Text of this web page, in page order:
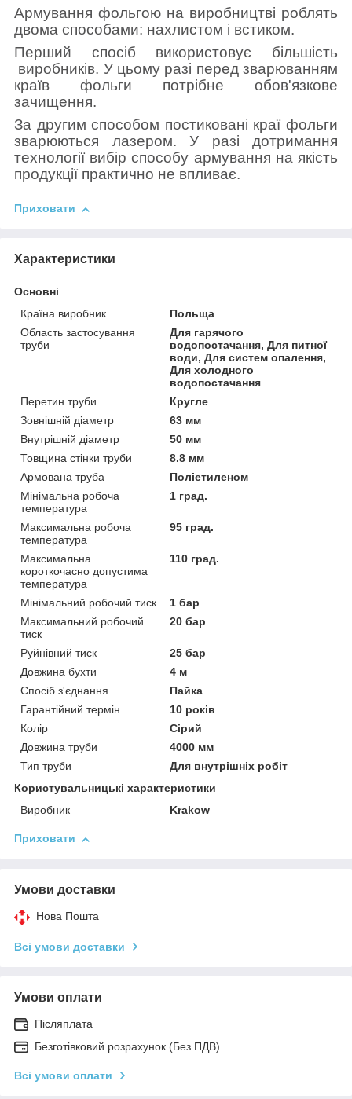
Армування фольгою на виробництві роблять
двома способами: нахлистом і встиком.
Перший спосіб використовує більшість
виробників. У цьому разі перед зварюванням
країв фольги потрібне обов'язкове
зачищення.
За другим способом постиковані краї фольги
зварюються лазером. У разі дотримання
технології вибір способу армування на якість
продукції практично не впливає.
Приховати
Характеристики
Основні
Країна виробник
Польща
Область застосування
труби
Для гарячого
водопостачання, Для питної
води, Для систем опалення,
Для холодного
водопостачання
Перетин труби
Кругле
Зовнішній діаметр
63 мм
Внутрішній діаметр
50 мм
Товщина стінки труби
8.8 мм
Армована труба
Поліетиленом
Мінімальна робоча
температура
1 град.
Максимальна робоча
температура
95 град.
Максимальна
короткочасно допустима
температура
110 град.
Мінімальний робочий тиск
1 бар
Максимальний робочий
тиск
20 бар
Руйнівний тиск
25 бар
Довжина бухти
4 м
Спосіб з'єднання
Пайка
Гарантійний термін
10 років
Колір
Сірий
Довжина труби
4000 мм
Тип труби
Для внутрішніх робіт
Користувальницькі характеристики
Виробник
Krakow
Приховати
Умови доставки
Нова Пошта
Всі умови доставки
Умови оплати
Післяплата
Безготівковий розрахунок (Без ПДВ)
Всі умови оплати